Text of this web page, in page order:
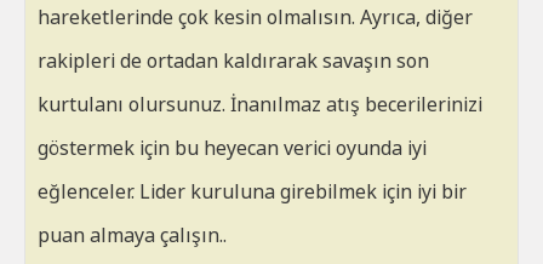
hareketlerinde çok kesin olmalısın. Ayrıca, diğer
rakipleri de ortadan kaldırarak savaşın son
kurtulanı olursunuz. İnanılmaz atış becerilerinizi
göstermek için bu heyecan verici oyunda iyi
eğlenceler. Lider kuruluna girebilmek için iyi bir
puan almaya çalışın..